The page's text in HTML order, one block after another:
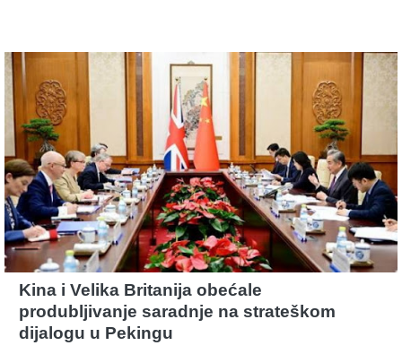
Kina i Velika Britanija obećale
produbljivanje saradnje na strateškom
dijalogu u Pekingu